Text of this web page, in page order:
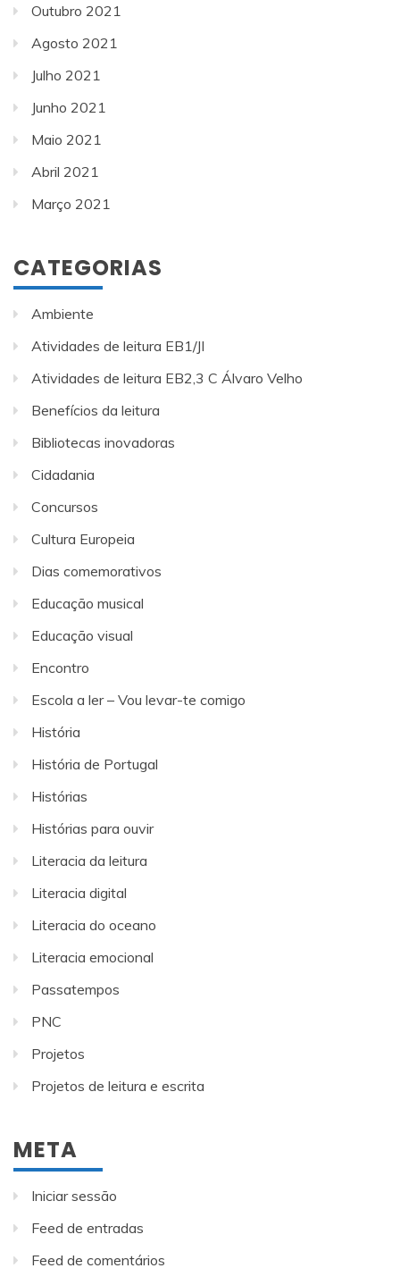
Outubro 2021
Agosto 2021
Julho 2021
Junho 2021
Maio 2021
Abril 2021
Março 2021
CATEGORIAS
Ambiente
Atividades de leitura EB1/JI
Atividades de leitura EB2,3 C Álvaro Velho
Benefícios da leitura
Bibliotecas inovadoras
Cidadania
Concursos
Cultura Europeia
Dias comemorativos
Educação musical
Educação visual
Encontro
Escola a ler – Vou levar-te comigo
História
História de Portugal
Histórias
Histórias para ouvir
Literacia da leitura
Literacia digital
Literacia do oceano
Literacia emocional
Passatempos
PNC
Projetos
Projetos de leitura e escrita
META
Iniciar sessão
Feed de entradas
Feed de comentários